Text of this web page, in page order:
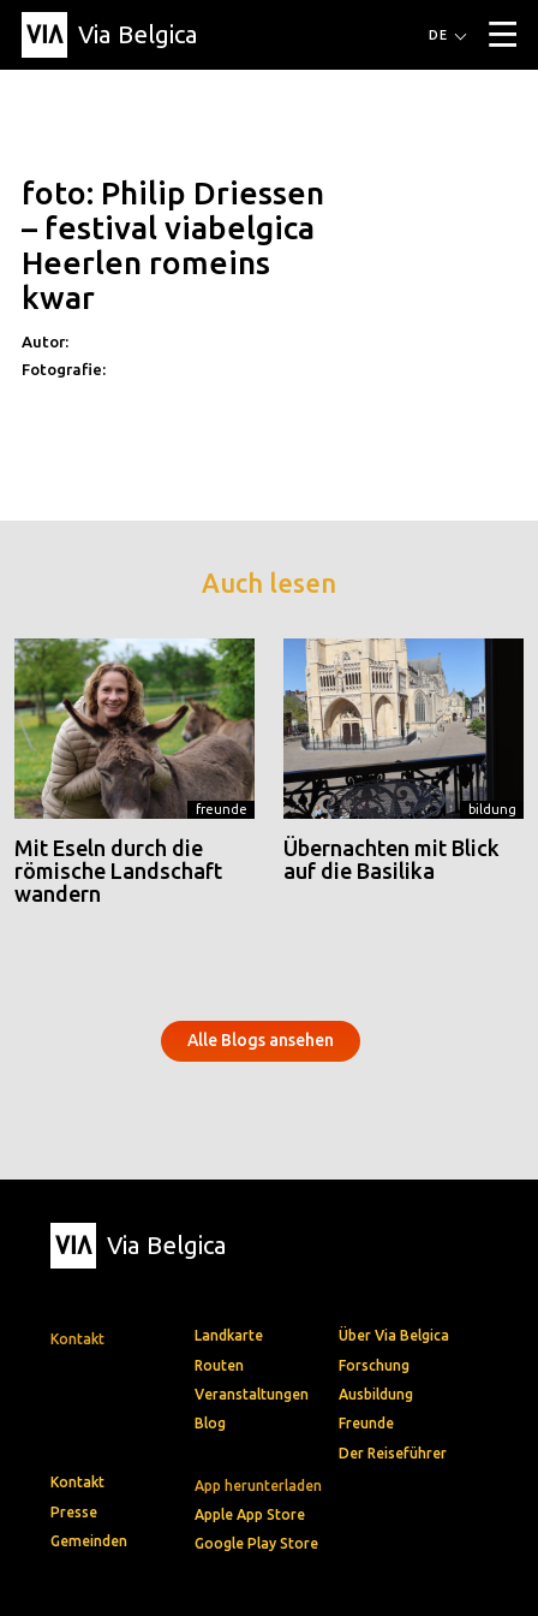
Via Belgica ▼
Artikel
Bildung
Rezept
Freunde
Über Via Belgica
Über Via Belgica
Forschung
Ausbildung
Freunde
Der Reiseführer
Organisation
DE
foto: Philip Driessen
– festival viabelgica
Heerlen romeins
kwar
Autor:
Fotografie:
Auch lesen
freunde
Mit Eseln durch die
römische Landschaft
wandern
bildung
Übernachten mit Blick
auf die Basilika
Alle Blogs ansehen
Via Belgica
Kontakt
App herunterladen
Apple App Store
Google Play Store
Landkarte
Routen
Veranstaltungen
Blog
Über Via Belgica
Forschung
Ausbildung
Freunde
Der Reiseführer
Kontakt
Presse
Gemeinden